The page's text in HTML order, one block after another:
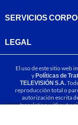
SERVICIOS
LEGAL
El uso de este sitio web
yPolíticas de
TELEVISIÓN S.A.
reproducción total o
autorización escrita
translation without